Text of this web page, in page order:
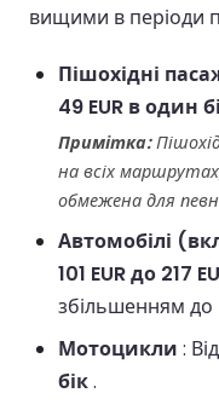
вищими в періоди
Пішохідні
49 EUR в один
Примітка:
на всіх
обмежена для
Автомобілі
101 EUR до 217
збільшенням до
Мотоцикли : Від
бік.